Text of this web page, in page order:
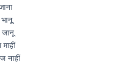
जानू
नाहीं